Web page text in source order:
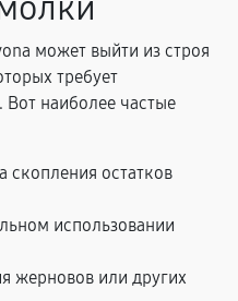
может выйти из строя
требует
наиболее частые
скопления остатков
использовании
жерновов или других